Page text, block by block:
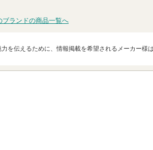
ブランドの商品一覧へ
を伝えるために、情報掲載を希望されるメーカー様